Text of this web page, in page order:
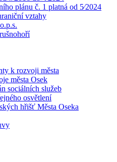
plánu č. 1 platná od 5⁄2024
vztahy
k rozvoji města
města Osek
sociálních služeb
osvětlení
hřišť Města Oseka